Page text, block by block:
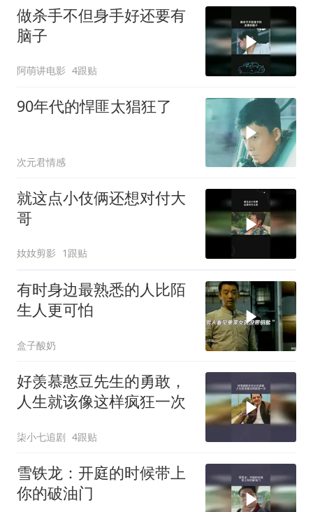
做杀手不但身手好还要有
脑子
阿萌讲电影 4跟贴
90年代的悍匪太猖狂了
次元君情感
就这点小伎俩还想对付大
哥
奻奻剪影 1跟贴
有时身边最熟悉的人比陌
生人更可怕
盒子酸奶
好羡慕憨豆先生的勇敢，
人生就该像这样疯狂一次
柒小七追剧 4跟贴
雪铁龙：开庭的时候带上
你的破油门